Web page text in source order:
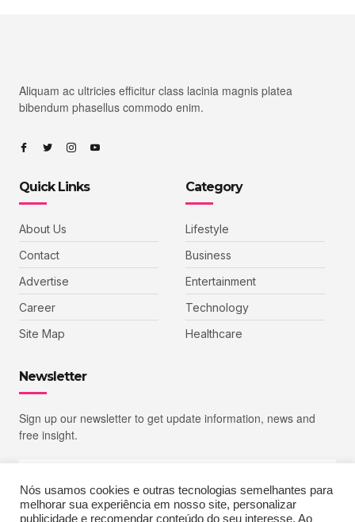
Aliquam ac ultricies efficitur class lacinia magnis platea
bibendum phasellus commodo enim.
Quick Links
About Us
Contact
Advertise
Career
Site Map
Category
Lifestyle
Business
Entertainment
Technology
Healthcare
Newsletter
Sign up our newsletter to get update information, news and
free insight.
SIGN UP
Nós usamos cookies e outras tecnologias semelhantes para
melhorar sua experiência em nosso site, personalizar
publicidade e recomendar conteúdo do seu interesse. Ao